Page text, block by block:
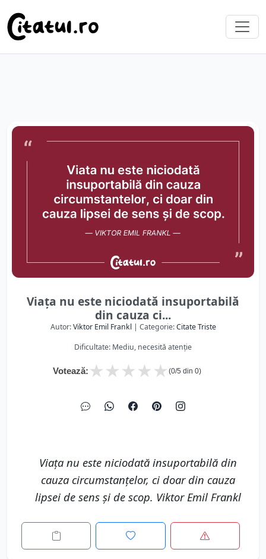
Viața nu este niciodată insuportabilă
din cauza ci...
Autor:Viktor Emil Frankl| Categorie:Citate Triste
Dificultate: Mediu, necesită atenție
Votează: ★
★
★
★
★ (0/5 din 0)
Viața nu este niciodată insuportabilă din
cauza circumstanțelor, ci doar din cauza
lipsei de sens și de scop. Viktor Emil Frankl